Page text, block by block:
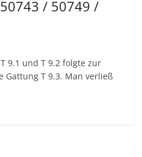
/ 50749 /
9.1 und T 9.2 folgte zur
Gattung T 9.3. Man verließ